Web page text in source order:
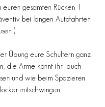
euren gesamten Rücken  (
bei langen Autofahrten
)
Übung eure Schultern ganz
die Arme könnt ihr  auch
und wie beim Spazieren
mitschwingen.